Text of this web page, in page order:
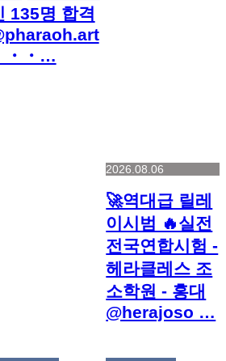
135명 합격
・・…
2026.08.06
🚀역대급 릴레
이시범 🔥실전
전국연합시험 -
헤라클레스 조
소학원 - 홍대
@herajoso …